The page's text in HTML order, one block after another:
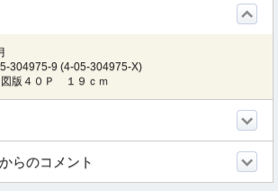
304975-9 (4-05-304975-X)
版４０Ｐ １９ｃｍ
らのコメント